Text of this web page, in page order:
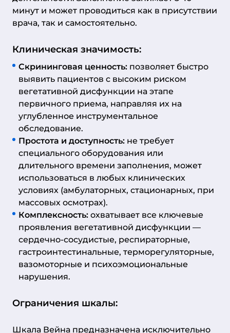
минут и может проводиться как в присутствии
врача, так и самостоятельно.
Клиническая значимость:
Скрининговая ценность: позволяет быстро
выявить пациентов с высоким риском
вегетативной дисфункции на этапе
первичного приема, направляя их на
углубленное инструментальное
обследование.
Простота и доступность: не требует
специального оборудования или
длительного времени заполнения, может
использоваться в любых клинических
условиях (амбулаторных, стационарных, при
массовых осмотрах).
Комплексность: охватывает все ключевые
проявления вегетативной дисфункции —
сердечно-сосудистые, респираторные,
гастроинтестинальные, терморегуляторные,
вазомоторные и психоэмоциональные
нарушения.
Ограничения шкалы:
Шкала Вейна предназначена исключительно